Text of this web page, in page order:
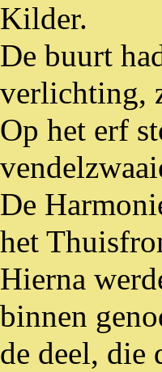
Kilder.
De buurt
verlichting,
Op het erf
De
het
Hierna
binnen
de deel, die